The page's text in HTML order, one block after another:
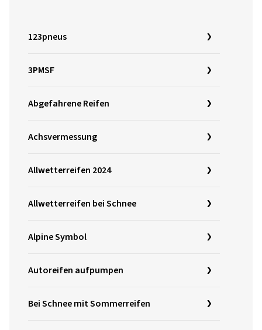
123pneus
3PMSF
Abgefahrene Reifen
Achsvermessung
Allwetterreifen 2024
Allwetterreifen bei Schnee
Alpine Symbol
Autoreifen aufpumpen
Bei Schnee mit Sommerreifen